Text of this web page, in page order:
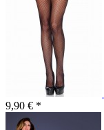
9,90 € *